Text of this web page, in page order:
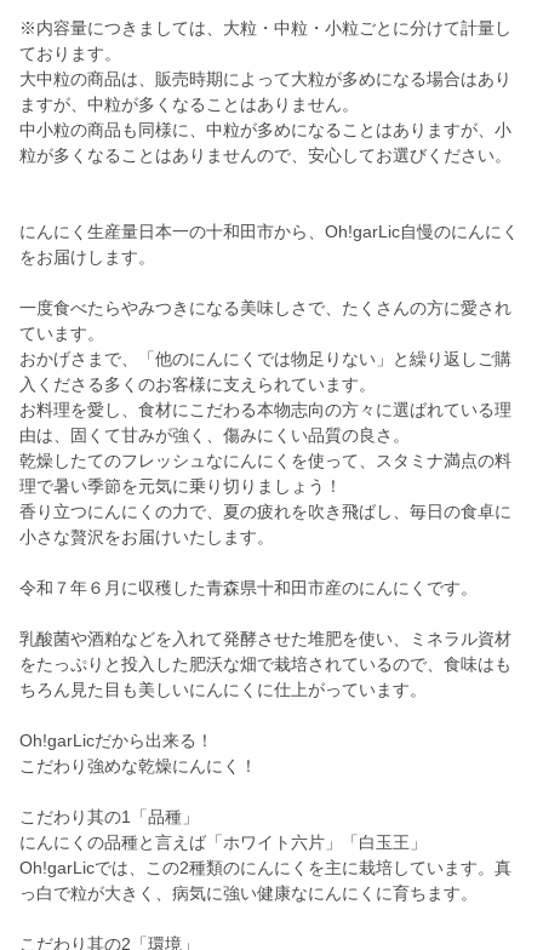
※内容量につきましては、大粒・中粒・小粒ごとに分けて計量し
ております。
大中粒の商品は、販売時期によって大粒が多めになる場合はあり
ますが、中粒が多くなることはありません。
中小粒の商品も同様に、中粒が多めになることはありますが、小
粒が多くなることはありませんので、安心してお選びください。
にんにく生産量日本一の十和田市から、Oh!garLic自慢のにんにく
をお届けします。
一度食べたらやみつきになる美味しさで、たくさんの方に愛され
ています。
おかげさまで、「他のにんにくでは物足りない」と繰り返しご購
入くださる多くのお客様に支えられています。
お料理を愛し、食材にこだわる本物志向の方々に選ばれている理
由は、固くて甘みが強く、傷みにくい品質の良さ。
乾燥したてのフレッシュなにんにくを使って、スタミナ満点の料
理で暑い季節を元気に乗り切りましょう！
香り立つにんにくの力で、夏の疲れを吹き飛ばし、毎日の食卓に
小さな贅沢をお届けいたします。
令和７年６月に収穫した青森県十和田市産のにんにくです。
乳酸菌や酒粕などを入れて発酵させた堆肥を使い、ミネラル資材
をたっぷりと投入した肥沃な畑で栽培されているので、食味はも
ちろん見た目も美しいにんにくに仕上がっています。
Oh!garLicだから出来る！
こだわり強めな乾燥にんにく！
こだわり其の1「品種」
にんにくの品種と言えば「ホワイト六片」「白玉王」
Oh!garLicでは、この2種類のにんにくを主に栽培しています。真
っ白で粒が大きく、病気に強い健康なにんにくに育ちます。
こだわり其の2「環境」